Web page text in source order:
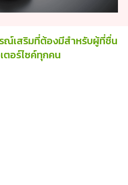
ณ์เสริมที่ต้องมีสำหรับผู้ที่ชื่น
ตอร์ไซค์ทุกคน